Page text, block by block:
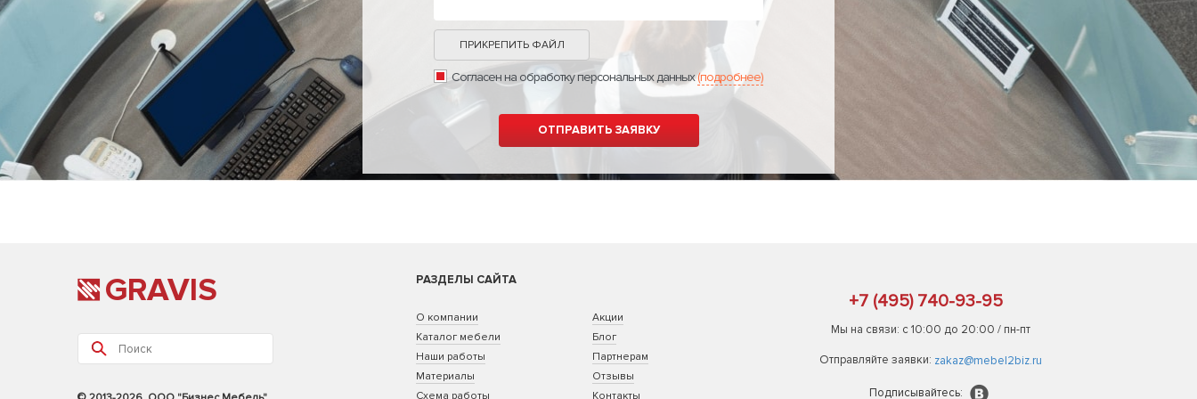
ПРИКРЕПИТЬ ФАЙЛ
Согласен на обработку персональных данных(подробнее)
GRAVIS РАЗДЕЛЫ САЙТА
О компании
Каталог мебели
Наши работы
Материалы
Схема работы
Акции
Блог
Партнерам
Отзывы
Контакты
+7 (495) 740-93-95
Мы на связи: с 10:00 до 20:00 / пн-пт
Отправляйте заявки: zakaz@mebel2biz.ru
Подписывайтесь: